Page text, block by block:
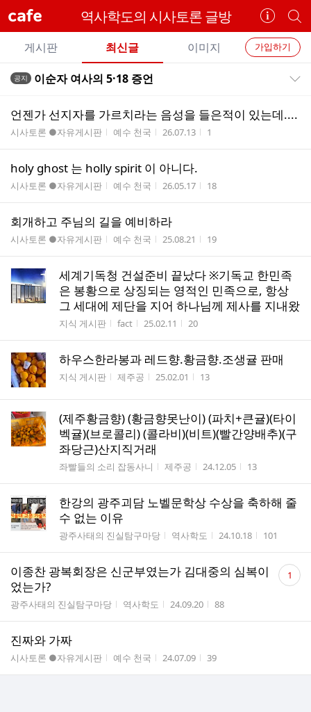
cafe 역사학도의 시사토론 글방
카
페
정
보
개
별
카
페
검
카
페
메
뉴
가입하기
게시판 최신글 이미지
전
글
트
공지 이순자 여사의 5·18 증언
언젠가 선지자를 가르치라는 음성을 들은적이 있는데....
게시판명
시사토론 ●자유게시판 작성자
예수 천국 작성시간
26.07.13 조회수
1
holy ghost 는 holly spirit 이 아니다.
게시판명
시사토론 ●자유게시판 작성자
예수 천국 작성시간
26.05.17 조회수
18
회개하고 주님의 길을 예비하라
게시판명
시사토론 ●자유게시판 작성자
예수 천국 작성시간
25.08.21 조회수
19
세계기독청 건설준비 끝났다 ※기독교 한민족
은 봉황으로 상징되는 영적인 민족으로, 항상
그 세대에 제단을 지어 하나님께 제사를 지내왔
게시판명
지식 게시판 작성자
fact 작성시간
25.02.11 조회수
20
하우스한라봉과 레드향.황금향.조생귤 판매
게시판명
지식 게시판 작성자
제주공 작성시간
25.02.01 조회수
13
(제주황금향) (황금향못난이) (파치+큰귤)(타이
벡귤)(브로콜리) (콜라비)(비트)(빨간양배추)(구
좌당근)산지직거래
게시판명
좌빨들의 소리 잡동사니 작성자
제주공 작성시간
24.12.05 조회수
13
한강의 광주괴담 노벨문학상 수상을 축하해 줄
수 없는 이유
게시판명
광주사태의 진실탐구마당 작성자
역사학도 작성시간
24.10.18 조회수
101
이종찬 광복회장은 신군부였는가 김대중의 심복이
었는가?
게시판명
광주사태의 진실탐구마당 작성자
역사학도 작성시간
24.09.20 조회수
88
댓
글 1
진짜와 가짜
게시판명
시사토론 ●자유게시판 작성자
예수 천국 작성시간
24.07.09 조회수
39